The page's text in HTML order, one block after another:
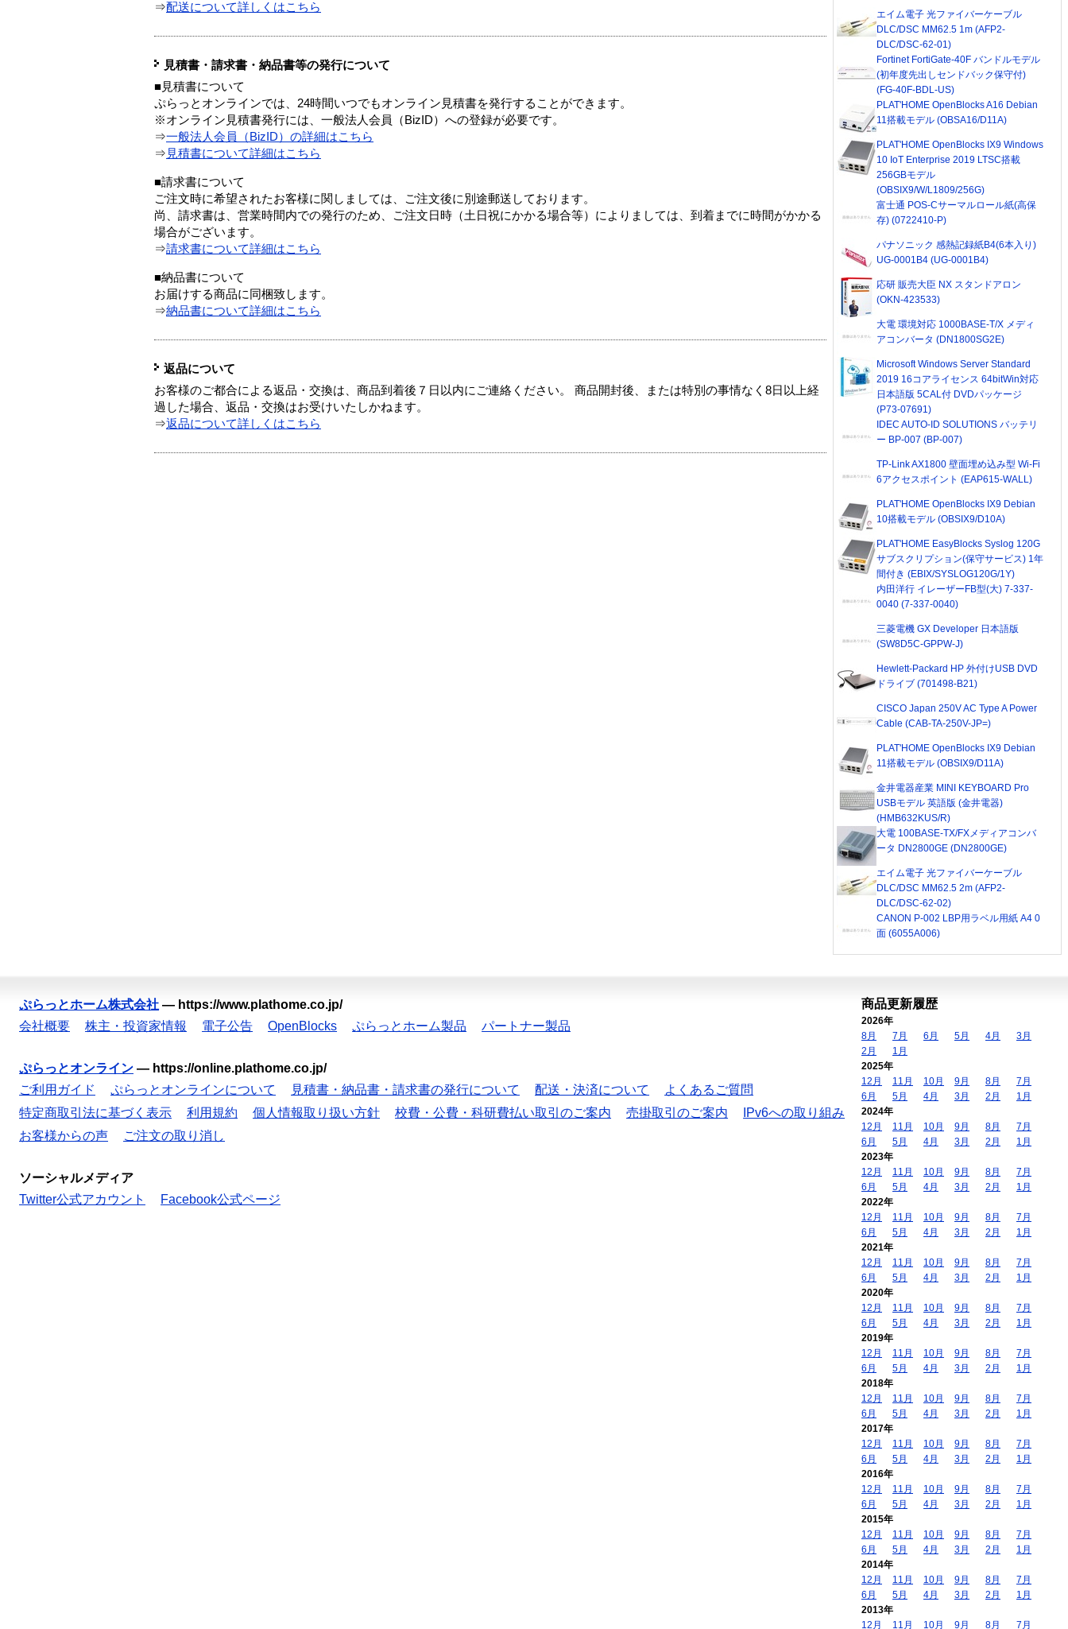
⇒配送について詳しくはこちら
見積書・請求書・納品書等の発行について
■見積書について
ぷらっとオンラインでは、24時間いつでもオンライン見積書を発行することができます。
※オンライン見積書発行には、一般法人会員（BizID）への登録が必要です。
⇒一般法人会員（BizID）の詳細はこちら
⇒ 見積書について詳細はこちら
■請求書について
ご注文時に希望されたお客様に関しましては、ご注文後に別途郵送しております。
尚、請求書は、営業時間内での発行のため、ご注文日時（土日祝にかかる場合等）によりましては、到着までに時間がかかる
場合がございます。
⇒請求書について詳細はこちら
■納品書について
お届けする商品に同梱致します。
⇒納品書について詳細はこちら
返品について
お客様のご都合による返品・交換は、商品到着後７日以内にご連絡ください。 商品開封後、または特別の事情なく8日以上経
過した場合、返品・交換はお受けいたしかねます。
⇒返品について詳しくはこちら
エイム電子 光ファイバーケーブル
DLC/DSC MM62.5 1m (AFP2-
DLC/DSC-62-01)
Fortinet FortiGate-40F バンドルモデル
(初年度先出しセンドバック保守付)
(FG-40F-BDL-US)
PLAT'HOME OpenBlocks A16 Debian
11搭載モデル (OBSA16/D11A)
PLAT'HOME OpenBlocks IX9 Windows
10 IoT Enterprise 2019 LTSC搭載
256GBモデル
(OBSIX9/W/L1809/256G)
富士通 POS-Cサーマルロール紙(高保
存) (0722410-P)
パナソニック 感熱記録紙B4(6本入り)
UG-0001B4 (UG-0001B4)
応研 販売大臣 NX スタンドアロン
(OKN-423533)
大電 環境対応 1000BASE-T/X メディ
アコンバータ (DN1800SG2E)
Microsoft Windows Server Standard
2019 16コアライセンス 64bitWin対応
日本語版 5CAL付 DVDパッケージ
(P73-07691)
IDEC AUTO-ID SOLUTIONS バッテリ
ー BP-007 (BP-007)
TP-Link AX1800 壁面埋め込み型 Wi-Fi
6アクセスポイント (EAP615-WALL)
PLAT'HOME OpenBlocks IX9 Debian
10搭載モデル (OBSIX9/D10A)
PLAT'HOME EasyBlocks Syslog 120G
サブスクリプション(保守サービス) 1年
間付き (EBIX/SYSLOG120G/1Y)
内田洋行 イレーザーFB型(大) 7-337-
0040 (7-337-0040)
三菱電機 GX Developer 日本語版
(SW8D5C-GPPW-J)
Hewlett-Packard HP 外付けUSB DVD
ドライブ (701498-B21)
CISCO Japan 250V AC Type A Power
Cable (CAB-TA-250V-JP=)
PLAT'HOME OpenBlocks IX9 Debian
11搭載モデル (OBSIX9/D11A)
金井電器産業 MINI KEYBOARD Pro
USBモデル 英語版 (金井電器)
(HMB632KUS/R)
大電 100BASE-TX/FXメディアコンバ
ータ DN2800GE (DN2800GE)
エイム電子 光ファイバーケーブル
DLC/DSC MM62.5 2m (AFP2-
DLC/DSC-62-02)
CANON P-002 LBP用ラベル用紙 A4 0
面 (6055A006)
ぷらっとホーム株式会社 — https://www.plathome.co.jp/
会社概要
株主・投資家情報 電子公告 OpenBlocks ぷらっとホーム製品 パートナー製品
ぷらっとオンライン — https://online.plathome.co.jp/
ご利用ガイド
ぷらっとオンラインについて 見積書・納品書・請求書の発行について 配送・決済について
よくあるご質問
特定商取引法に基づく表示
利用規約 個人情報取り扱い方針 校費・公費・科研費払い取引のご案内 売掛取引のご案内
IPv6への取り組み
お客様からの声
ご注文の取り消し
ソーシャルメディア
Twitter公式アカウント
Facebook公式ページ
商品更新履歴
2026年
8月
7月 6月 5月 4月
3月
2月
1月
2025年
12月
11月 10月 9月 8月
7月
6月
5月 4月 3月 2月
1月
2024年
12月
11月 10月 9月 8月
7月
6月
5月 4月 3月 2月
1月
2023年
12月
11月 10月 9月 8月
7月
6月
5月 4月 3月 2月
1月
2022年
12月
11月 10月 9月 8月
7月
6月
5月 4月 3月 2月
1月
2021年
12月
11月 10月 9月 8月
7月
6月
5月 4月 3月 2月
1月
2020年
12月
11月 10月 9月 8月
7月
6月
5月 4月 3月 2月
1月
2019年
12月
11月 10月 9月 8月
7月
6月
5月 4月 3月 2月
1月
2018年
12月
11月 10月 9月 8月
7月
6月
5月 4月 3月 2月
1月
2017年
12月
11月 10月 9月 8月
7月
6月
5月 4月 3月 2月
1月
2016年
12月
11月 10月 9月 8月
7月
6月
5月 4月 3月 2月
1月
2015年
12月
11月 10月 9月 8月
7月
6月
5月 4月 3月 2月
1月
2014年
12月
11月 10月 9月 8月
7月
6月
5月 4月 3月 2月
1月
2013年
12月
11月 10月 9月 8月 7月